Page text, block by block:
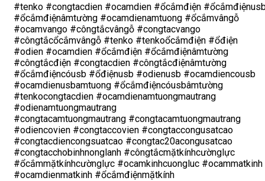
#tenko #congtacdien #ocamdien #ổcắmđiện
#ổcắmđiệnâmtường #ocamdienamtuong #ổcắmvângỗ
#ocamvango #côngtắcvângỗ #congtacvango
#côngtắcổcắmvângỗ #tenko #tenkoổcắmđiện #ổđiện
#odien #ocamdien #ổcắmđiện #ổcắmđiệnâmtường
#côngtắcđiện #congtacdien #côngtắcđiệnâmtường
#ổcắmđiệncóusb #ổđiệnusb #odienusb #ocamdiencousb
#ocamdienusbamtuong #ổcắmđiệncóusbâmtường
#tenkocongtacdien #ocamdienamtuongmautrang
#odienamtuongmautrang
#congtacamtuongmautrang #congtacamtuongmautrang
#odiencovien #congtaccovien #congtaccongusatcao
#congtacdiencongsuatcao #congtac20acongusatcao
#congtacchobinhnonglanh #côngtắcmặtkínhcườnglực
#ổcắmmặtkínhcườnglực #ocamkinhcuongluc #ocammatkinh
#ocamdienmatkinh #ổcắmđiệnmặtkính